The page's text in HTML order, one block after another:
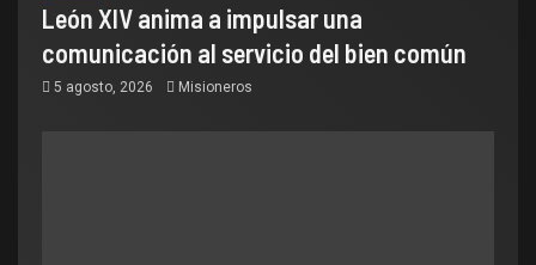
León XIV anima a impulsar una
comunicación al servicio del bien común
5 agosto, 2026 Misioneros